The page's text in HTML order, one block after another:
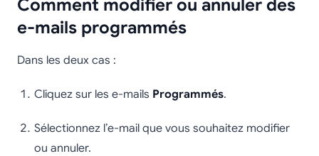
Comment modifier ou annuler des
e-mails programmés
Dans les deux cas :
Cliquez sur les e-mails Programmés.
Sélectionnez l’e-mail que vous souhaitez modifier
ou annuler.